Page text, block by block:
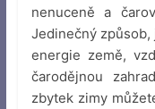
nenuceně a
Jedinečný
energie země,
čarodějnou
zbytek zimy